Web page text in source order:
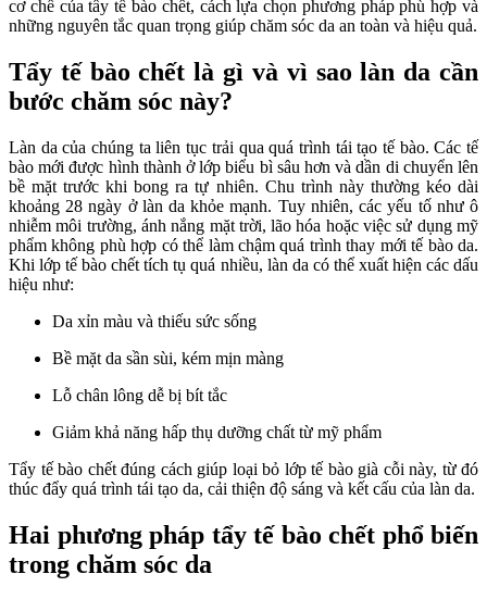
cơ chế của tẩy tế bào chết, cách lựa chọn phương pháp phù hợp và
những nguyên tắc quan trọng giúp chăm sóc da an toàn và hiệu quả.
Tẩy tế bào chết là gì và vì sao làn da cần
bước chăm sóc này?
Làn da của chúng ta liên tục trải qua quá trình tái tạo tế bào. Các tế
bào mới được hình thành ở lớp biểu bì sâu hơn và dần di chuyển lên
bề mặt trước khi bong ra tự nhiên. Chu trình này thường kéo dài
khoảng 28 ngày ở làn da khỏe mạnh. Tuy nhiên, các yếu tố như ô
nhiễm môi trường, ánh nắng mặt trời, lão hóa hoặc việc sử dụng mỹ
phẩm không phù hợp có thể làm chậm quá trình thay mới tế bào da.
Khi lớp tế bào chết tích tụ quá nhiều, làn da có thể xuất hiện các dấu
hiệu như:
Da xỉn màu và thiếu sức sống
Bề mặt da sần sùi, kém mịn màng
Lỗ chân lông dễ bị bít tắc
Giảm khả năng hấp thụ dưỡng chất từ mỹ phẩm
Tẩy tế bào chết đúng cách giúp loại bỏ lớp tế bào già cỗi này, từ đó
thúc đẩy quá trình tái tạo da, cải thiện độ sáng và kết cấu của làn da.
Hai phương pháp tẩy tế bào chết phổ biến
trong chăm sóc da